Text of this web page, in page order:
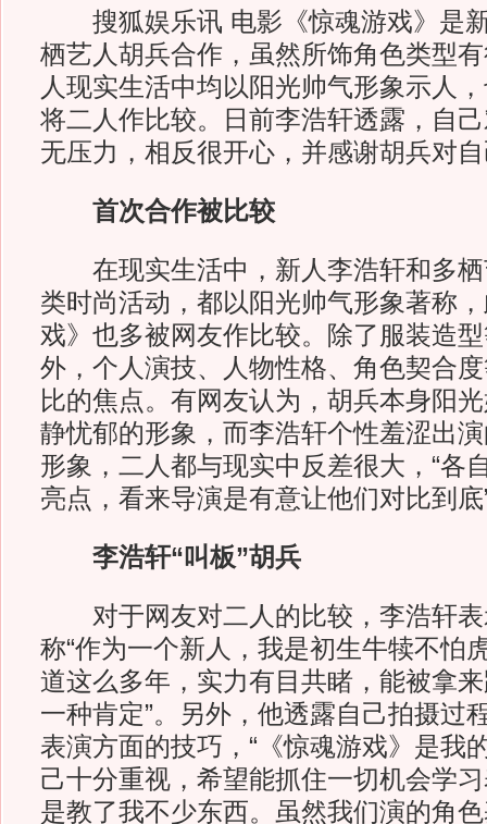
搜狐娱乐讯 电影《惊魂游戏》是
栖艺人胡兵合作，虽然所饰角色类型
人现实生活中均以阳光帅气形象示人
将二人作比较。日前李浩轩透露，自
无压力，相反很开心，并感谢胡兵对
首次合作被比较
在现实生活中，新人李浩轩和多栖
类时尚活动，都以阳光帅气形象著称
戏》也多被网友作比较。除了服装造
外，个人演技、人物性格、角色契合
比的焦点。有网友认为，胡兵本身阳
静忧郁的形象，而李浩轩个性羞涩出
形象，二人都与现实中反差很大，“各
亮点，看来导演是有意让他们对比到底
李浩轩“叫板”胡兵
对于网友对二人的比较，李浩轩表
称“作为一个新人，我是初生牛犊不怕
道这么多年，实力有目共睹，能被拿
一种肯定”。另外，他透露自己拍摄过
表演方面的技巧，“《惊魂游戏》是我
己十分重视，希望能抓住一切机会学
是教了我不少东西。虽然我们演的角